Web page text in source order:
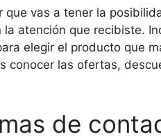
vas a tener la
atención que recibiste.
elegir el producto que
conocer las ofertas,
de